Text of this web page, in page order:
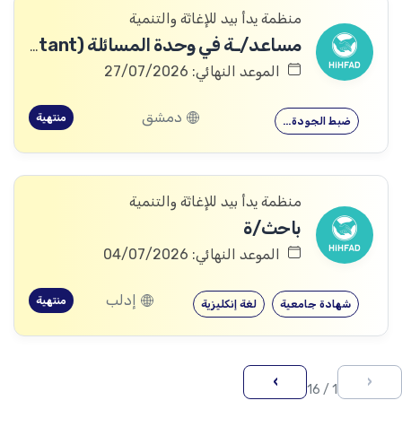
منظمة يدأ بيد للإغاثة والتنمية
مساعد/ـة في وحدة المسائلة (Accountability Assistant)
الموعد النهائي: 27/07/2026
ضبط الجودة… دمشق منتهية
منظمة يدأ بيد للإغاثة والتنمية
باحث/ة
الموعد النهائي: 04/07/2026
لغة إنكليزية شهادة جامعية إدلب منتهية
‹
1 / 16
›